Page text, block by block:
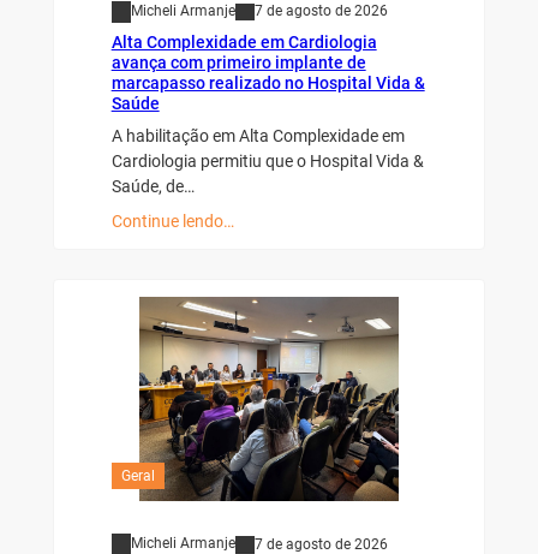
Micheli Armanje 7 de agosto de 2026
Alta Complexidade em Cardiologia
avança com primeiro implante de
marcapasso realizado no Hospital Vida &
Saúde
A habilitação em Alta Complexidade em
Cardiologia permitiu que o Hospital Vida &
Saúde, de…
Continue lendo…
Geral
Micheli Armanje 7 de agosto de 2026